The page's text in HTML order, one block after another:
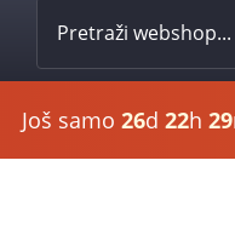
Još samo 26d 22h 29